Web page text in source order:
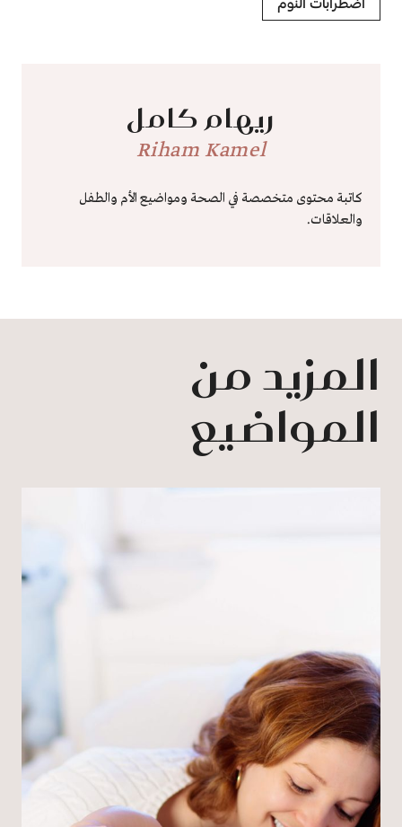
ريهام كامل
Riham Kamel
كاتبة محتوى متخصصة في الصحة ومواضيع الأم والطفل
والعلاقات.
المزيد من
المواضيع